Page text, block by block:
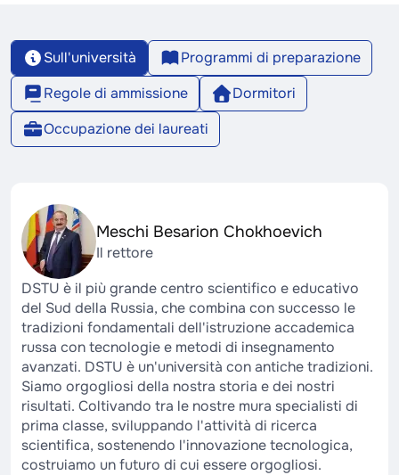
Sull'università
Programmi di preparazione
Regole di ammissione
Dormitori
Occupazione dei laureati
Meschi Besarion Chokhoevich
Il rettore
DSTU è il più grande centro scientifico e educativo
del Sud della Russia, che combina con successo le
tradizioni fondamentali dell'istruzione accademica
russa con tecnologie e metodi di insegnamento
avanzati. DSTU è un'università con antiche tradizioni.
Siamo orgogliosi della nostra storia e dei nostri
risultati. Coltivando tra le nostre mura specialisti di
prima classe, sviluppando l'attività di ricerca
scientifica, sostenendo l'innovazione tecnologica,
costruiamo un futuro di cui essere orgogliosi.